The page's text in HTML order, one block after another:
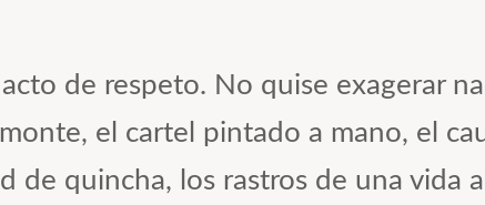
de respeto. No quise exagerar
el cartel pintado a mano, el
de quincha, los rastros de una vida